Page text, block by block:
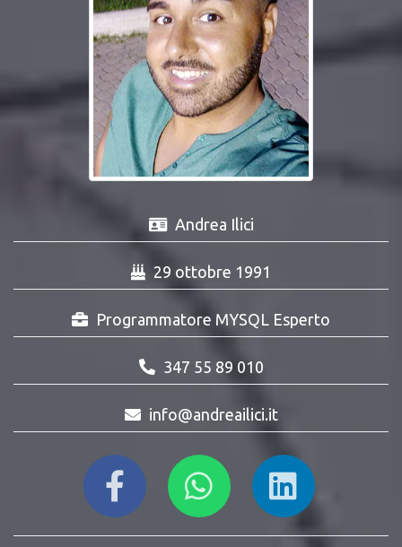
Andrea Ilici
29 ottobre 1991
Programmatore MYSQL Esperto
347 55 89 010
info@andreailici.it